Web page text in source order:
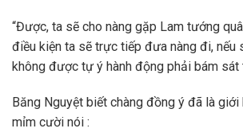
“Được, ta sẽ cho nàng gặp Lam tướng
điều kiện ta sẽ trực tiếp đưa nàng đi, nếu
không được tự ý hành động phải bám sát
Băng Nguyệt biết chàng đồng ý đã là
mỉm cười nói :